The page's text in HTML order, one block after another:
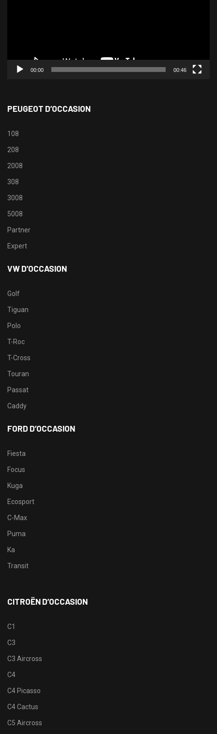
00:00 00:46
PEUGEOT D’OCCASION
108
208
2008
308
3008
5008
Partner
Expert
VW D’OCCASION
Golf
Tiguan
Polo
T-Roc
T-Cross
Touran
Passat
Caddy
FORD D’OCCASION
Fiesta
Focus
Kuga
Ecosport
C-Max
Puma
Ka
Transit
CITROËN D’OCCASION
C1
C3
C3 Aircross
C4
C4 Picasso
C4 Cactus
C5 Aircross